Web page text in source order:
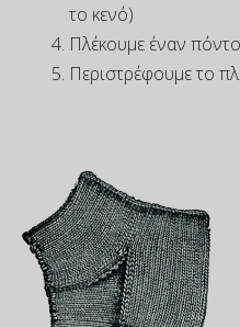
το κενό)
Πλέκουμε έναν πόντο
Περιστρέφουμε το